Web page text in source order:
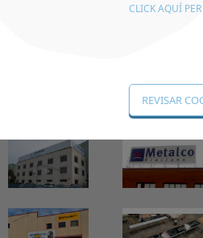
CLICK AQUÍ